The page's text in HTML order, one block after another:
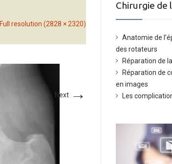
Full resolution (2828 × 2320)
Next →
Chirurgie de
Anatomie de
des rotateurs
Réparation de
Réparation de
en images
Les